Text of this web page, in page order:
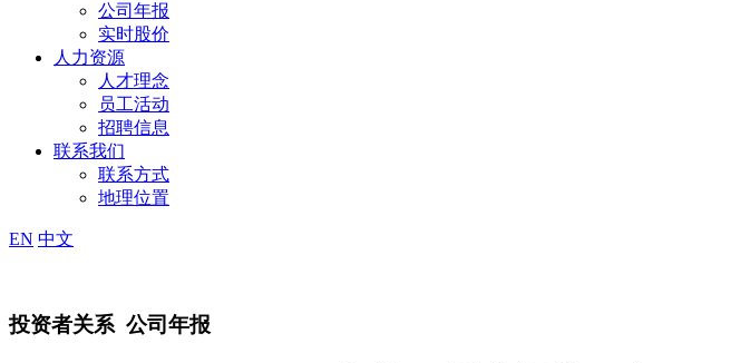
公司年报
实时股价
人力资源
人才理念
员工活动
招聘信息
联系我们
联系方式
地理位置
EN 中文
投资者关系 公司年报